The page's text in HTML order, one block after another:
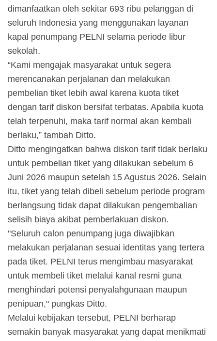
dimanfaatkan oleh sekitar 693 ribu pelanggan di
seluruh Indonesia yang menggunakan layanan
kapal penumpang PELNI selama periode libur
sekolah.
“Kami mengajak masyarakat untuk segera
merencanakan perjalanan dan melakukan
pembelian tiket lebih awal karena kuota tiket
dengan tarif diskon bersifat terbatas. Apabila kuota
telah terpenuhi, maka tarif normal akan kembali
berlaku,” tambah Ditto.
Ditto mengingatkan bahwa diskon tarif tidak berlaku
untuk pembelian tiket yang dilakukan sebelum 6
Juni 2026 maupun setelah 15 Agustus 2026. Selain
itu, tiket yang telah dibeli sebelum periode program
berlangsung tidak dapat dilakukan pengembalian
selisih biaya akibat pemberlakuan diskon.
"Seluruh calon penumpang juga diwajibkan
melakukan perjalanan sesuai identitas yang tertera
pada tiket. PELNI terus mengimbau masyarakat
untuk membeli tiket melalui kanal resmi guna
menghindari potensi penyalahgunaan maupun
penipuan," pungkas Ditto.
Melalui kebijakan tersebut, PELNI berharap
semakin banyak masyarakat yang dapat menikmati